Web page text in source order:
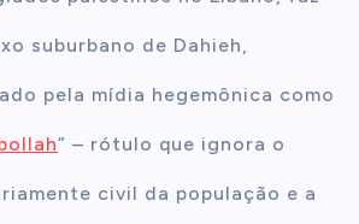
suburbano de Dahieh,
pela mídia hegemônica como
” – rótulo que ignora o
civil da população e a